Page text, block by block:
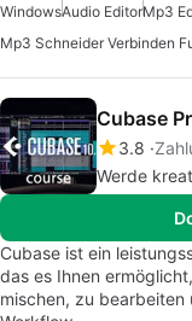
WindowsAudio EditorMp3
Cubase
3.8
Werde
Cubase ist ein
das es Ihnen
mischen, zu